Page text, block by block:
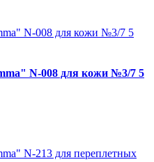
N-008 для кожи №3/7 5